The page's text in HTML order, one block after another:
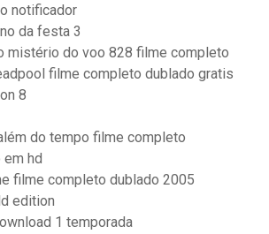
notificador
da festa 3
mistério do voo 828 filme completo
filme completo dublado gratis
8
do tempo filme completo
hd
filme completo dublado 2005
edition
1 temporada